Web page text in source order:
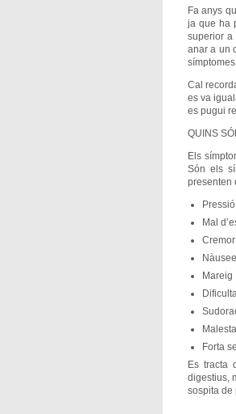
Fa anys
ja que ha
superior a
anar a un
Cal
es va
es pugui
QUINS
Els
Són els
presenten
Mal
Mareig
Forta
Es tracta
digestius,
sospita de